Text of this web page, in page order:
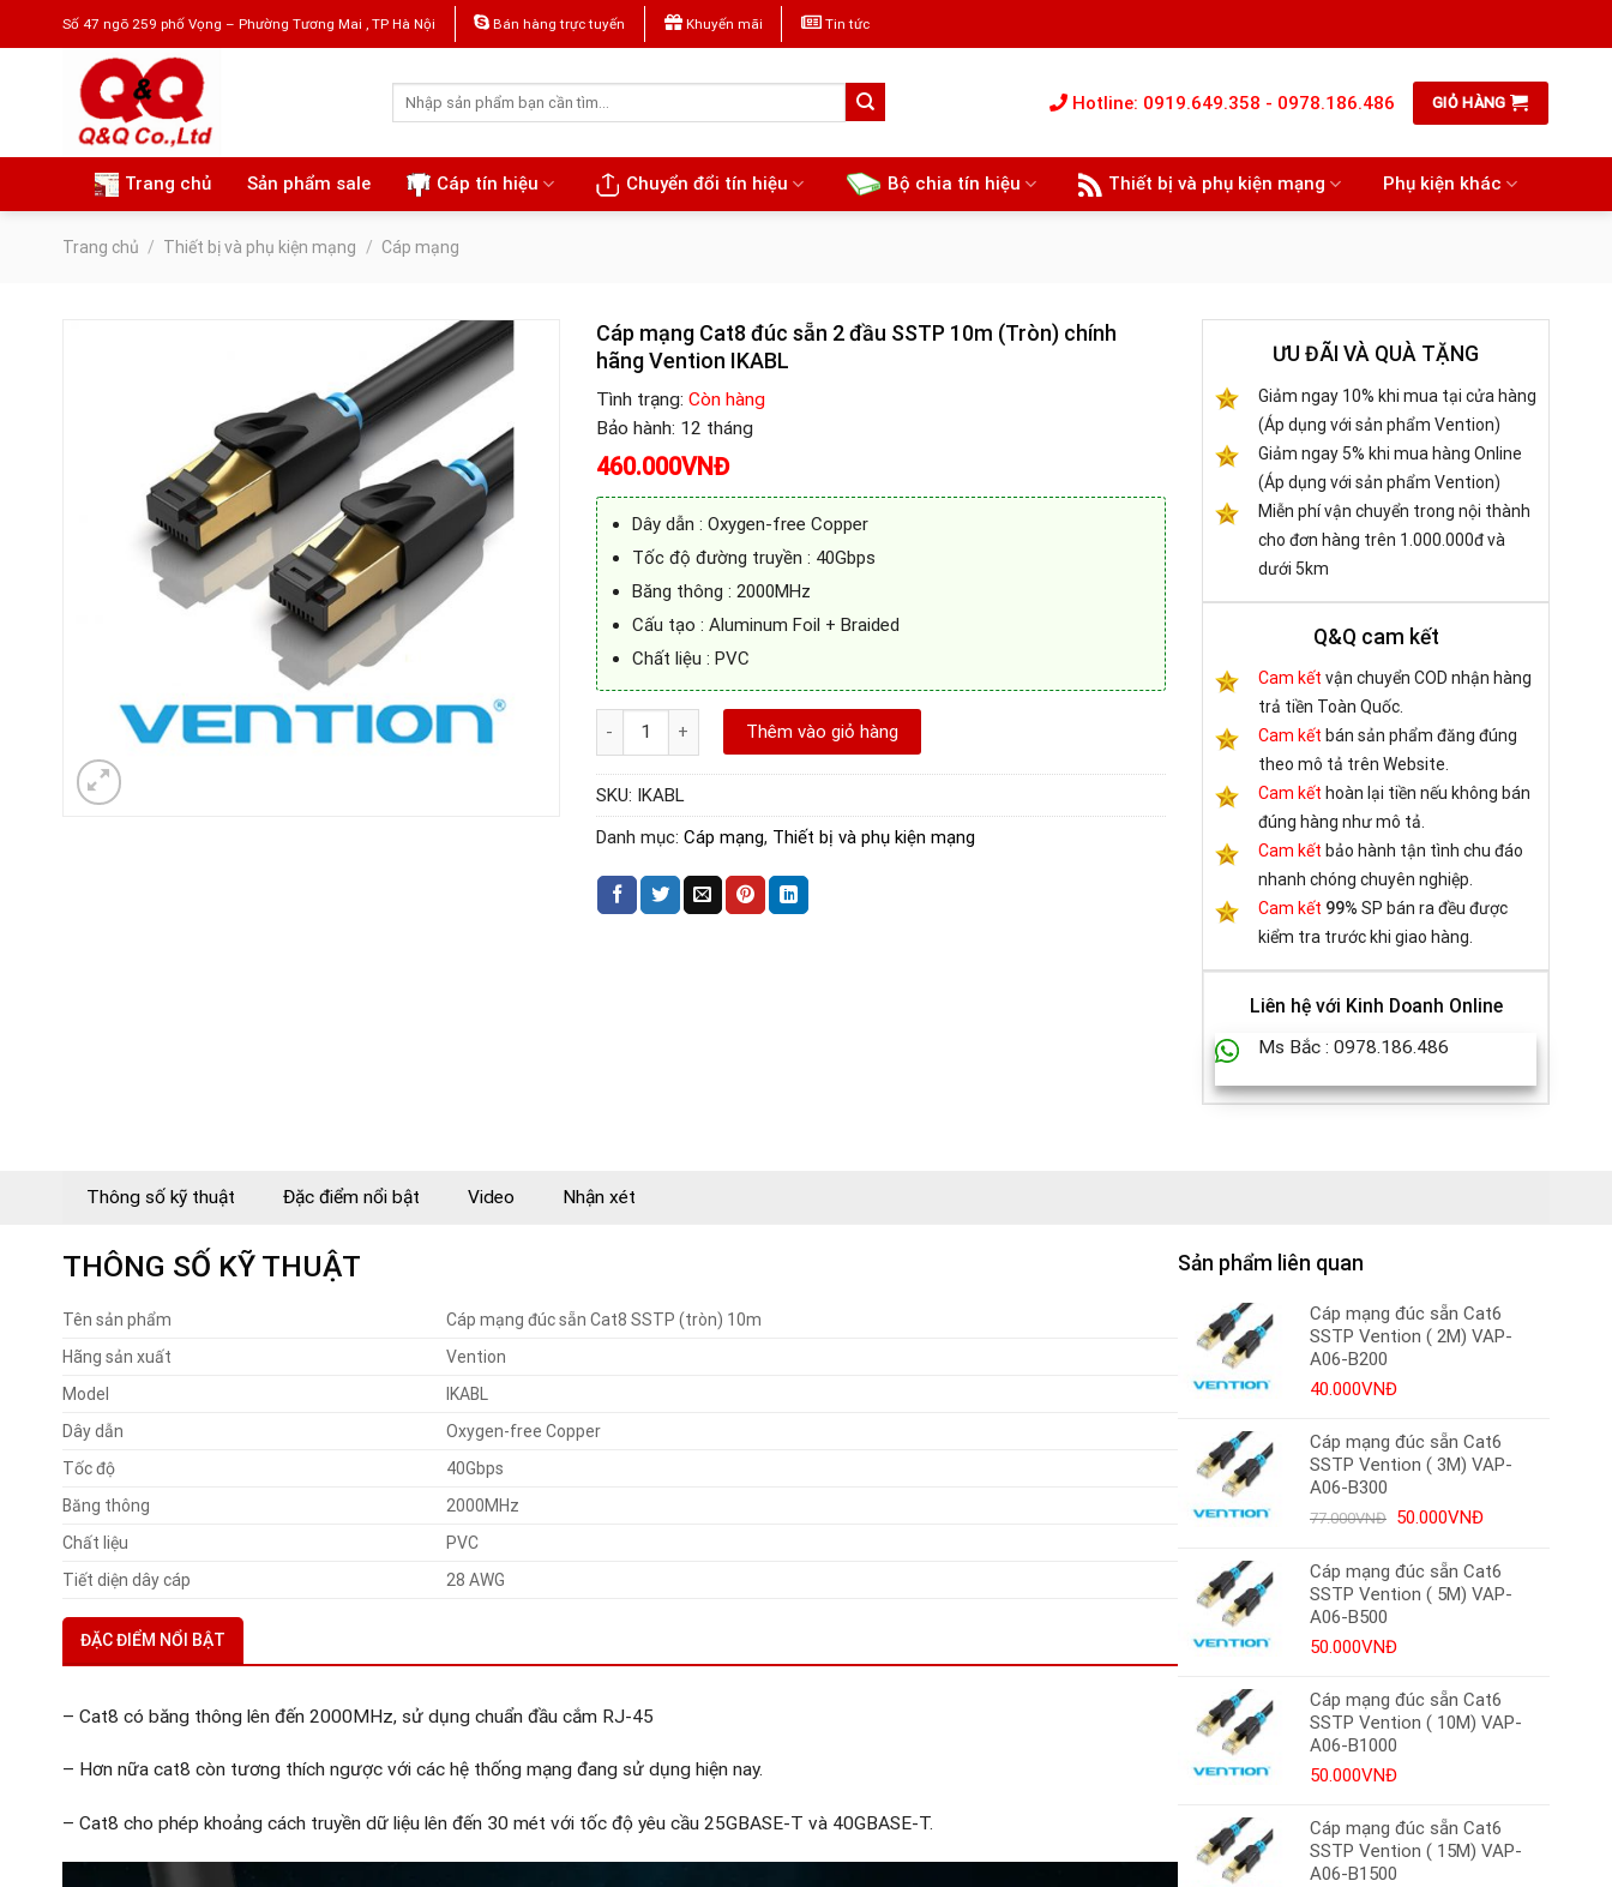
Số 47 ngõ 259 phố Vọng – Phường Tương Mai , TP Hà Nội Bán hàng trực tuyến Khuyến mãi Tin tức
Tìm
Hotline: 0919.649.358 - 0978.186.486 GIỎ HÀNG
Trang chủ Sản phẩm sale Cáp tín hiệu Chuyển đổi tín hiệu Bộ chia tín hiệu Thiết bị và phụ kiện mạng Phụ kiện khác
Trang chủ / Thiết bị và phụ kiện mạng / Cáp mạng
Cáp mạng Cat8 đúc sẵn 2 đầu SSTP 10m (Tròn) chính
hãng Vention IKABL
Tình trạng: Còn hàng
Bảo hành: 12 tháng
460.000VNĐ
Dây dẫn : Oxygen-free Copper
Tốc độ đường truyền : 40Gbps
Băng thông : 2000MHz
Cấu tạo : Aluminum Foil + Braided
Chất liệu : PVC
Cáp mạng Cat8 đúc sẵn 2 đầu SSTP 10m (Tròn) chính hãng Vention IKABL số lượng
Thêm vào giỏ hàng
SKU:
IKABL
Danh mục: Cáp mạng, Thiết bị và phụ kiện mạng
ƯU ĐÃI VÀ QUÀ TẶNG
Giảm ngay 10% khi mua tại cửa hàng
(Áp dụng với sản phẩm Vention)
Giảm ngay 5% khi mua hàng Online
(Áp dụng với sản phẩm Vention)
Miễn phí vận chuyển trong nội thành
cho đơn hàng trên 1.000.000đ và
dưới 5km
Q&Q cam kết
Cam kết vận chuyển COD nhận hàng
trả tiền Toàn Quốc.
Cam kết bán sản phẩm đăng đúng
theo mô tả trên Website.
Cam kết hoàn lại tiền nếu không bán
đúng hàng như mô tả.
Cam kết bảo hành tận tình chu đáo
nhanh chóng chuyên nghiệp.
Cam kết 99% SP bán ra đều được
kiểm tra trước khi giao hàng.
Liên hệ với Kinh Doanh Online
Ms Bắc : 0978.186.486
Thông số kỹ thuật Đặc điểm nổi bật Video Nhận xét
THÔNG SỐ KỸ THUẬT
Tên sản phẩm
Cáp mạng đúc sẵn Cat8 SSTP (tròn) 10m
Hãng sản xuất
Vention
Model
IKABL
Dây dẫn
Oxygen-free Copper
Tốc độ
40Gbps
Băng thông
2000MHz
Chất liệu
PVC
Tiết diện dây cáp
28 AWG
ĐẶC ĐIỂM NỔI BẬT
– Cat8 có băng thông lên đến 2000MHz, sử dụng chuẩn đầu cắm RJ-45
– Hơn nữa cat8 còn tương thích ngược với các hệ thống mạng đang sử dụng hiện nay.
– Cat8 cho phép khoảng cách truyền dữ liệu lên đến 30 mét với tốc độ yêu cầu 25GBASE-T và 40GBASE-T.
Sản phẩm liên quan
Cáp mạng đúc sẵn Cat6
SSTP Vention ( 2M) VAP-
A06-B200
40.000VNĐ
Cáp mạng đúc sẵn Cat6
SSTP Vention ( 3M) VAP-
A06-B300
77.000VNĐ Giá
là:
77.000VNĐ.
50.000VNĐGiá
tại
là:
Cáp mạng đúc sẵn Cat6
SSTP Vention ( 5M) VAP-
A06-B500
50.000VNĐ
Cáp mạng đúc sẵn Cat6
SSTP Vention ( 10M) VAP-
A06-B1000
50.000VNĐ
Cáp mạng đúc sẵn Cat6
SSTP Vention ( 15M) VAP-
A06-B1500